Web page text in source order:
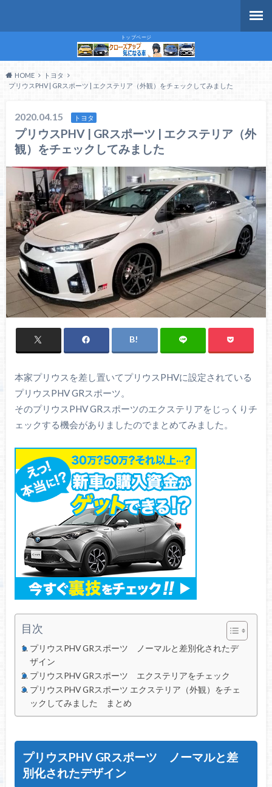
トップページ
HOME
トヨタ
プリウスPHV | GRスポーツ | エクステリア（外観）をチェックしてみました
2020.04.15 トヨタ
プリウスPHV | GRスポーツ | エクステリア（外
観）をチェックしてみました
本家プリウスを差し置いてプリウスPHVに設定されている
プリウスPHV GRスポーツ。
そのプリウスPHV GRスポーツのエクステリアをじっくりチ
ェックする機会がありましたのでまとめてみました。
目次
プリウスPHV GRスポーツ ノーマルと差別化されたデ
ザイン
プリウスPHV GRスポーツ エクステリアをチェック
プリウスPHV GRスポーツ エクステリア（外観）をチェ
ックしてみました まとめ
プリウスPHV GRスポーツ ノーマルと差
別化されたデザイン